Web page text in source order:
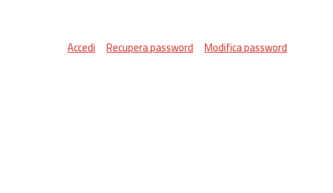
Accedi Recupera password Modifica password